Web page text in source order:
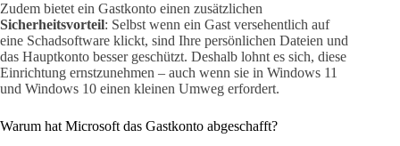
Zudem bietet ein Gastkonto einen zusätzlichen
Sicherheitsvorteil: Selbst wenn ein Gast versehentlich auf
eine Schadsoftware klickt, sind Ihre persönlichen Dateien und
das Hauptkonto besser geschützt. Deshalb lohnt es sich, diese
Einrichtung ernstzunehmen – auch wenn sie in Windows 11
und Windows 10 einen kleinen Umweg erfordert.
Warum hat Microsoft das Gastkonto abgeschafft?